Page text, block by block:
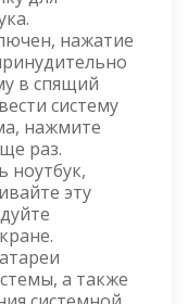
нажатие
в спящий
систему
нажмите
раз.
ноутбук,
эту
а также